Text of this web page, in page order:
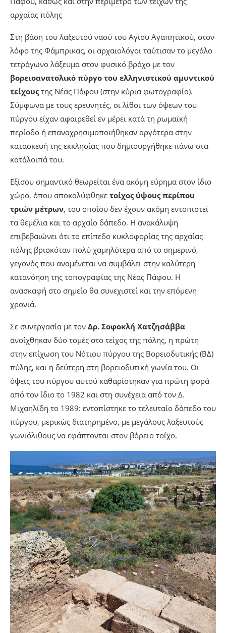
αρχαίας πόλης
Στη βάση του λαξευτού ναού του Αγίου Αγαπητικού, στον
λόφο της Φάμπρικας, οι αρχαιολόγοι ταύτισαν το μεγάλο
τετράγωνο λάξευμα στον φυσικό βράχο με τον
βορειοανατολικό πύργο του ελληνιστικού αμυντικού
τείχουςτης Νέας Πάφου (στην κύρια φωτογραφία).
Σύμφωνα με τους ερευνητές, οι λίθοι των όψεων του
πύργου είχαν αφαιρεθεί εν μέρει κατά τη ρωμαϊκή
περίοδο ή επαναχρησιμοποιήθηκαν αργότερα στην
κατασκευή της εκκλησίας που δημιουργήθηκε πάνω στα
κατάλοιπά του.
Εξίσου σημαντικό θεωρείται ένα ακόμη εύρημα στον ίδιο
χώρο, όπου αποκαλύφθηκε τοίχος ύψους περίπου
τριών μέτρων, του οποίου δεν έχουν ακόμη εντοπιστεί
τα θεμέλια και το αρχαίο δάπεδο. Η ανακάλυψη
επιβεβαιώνει ότι το επίπεδο κυκλοφορίας της αρχαίας
πόλης βρισκόταν πολύ χαμηλότερα από το σημερινό,
γεγονός που αναμένεται να συμβάλει στην καλύτερη
κατανόηση της τοπογραφίας της Νέας Πάφου. Η
ανασκαφή στο σημείο θα συνεχιστεί και την επόμενη
χρονιά.
Σε συνεργασία με τον Δρ. Σοφοκλή Χατζησάββα
ανοίχθηκαν δύο τομές στο τείχος της πόλης, η πρώτη
στην επίχωση του Νότιου πύργου της Βορειοδυτικής (ΒΔ)
πύλης, και η δεύτερη στη βορειοδυτική γωνία του. Οι
όψεις του πύργου αυτού καθαρίστηκαν για πρώτη φορά
από τον ίδιο το 1982 και στη συνέχεια από τον Δ.
Μιχαηλίδη το 1989: εντοπίστηκε το τελευταίο δάπεδο του
πύργου, μερικώς διατηρημένο, με μεγάλους λαξευτούς
γωνιόλιθους να εφάπτονται στον βόρειο τοίχο.